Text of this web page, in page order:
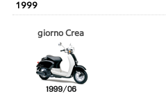
1999
giorno Crea